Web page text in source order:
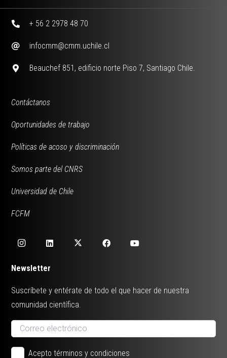
+ 56 2 2978 48 70
infocmm@cmm.uchile.cl
Beauchef 851, edificio norte Piso 7, Santiago Chile.
Contáctanos
Oportunidades de trabajo
Políticas de acoso y discriminación
Somos parte del CNRS
Universidad de Chile
FCFM
Newsletter
Suscríbete y entérate de todo el que hacer de nuestra
comunidad científica.
Acepto términos y condiciones